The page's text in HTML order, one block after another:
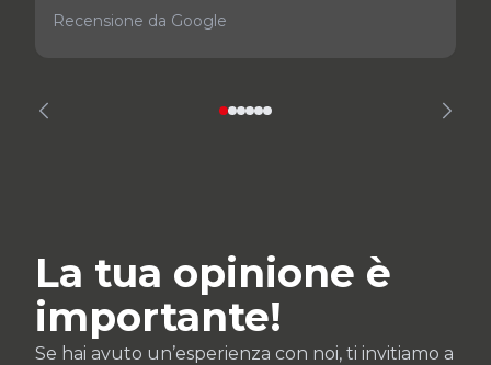
Recensione da Google
La tua opinione è
importante!
Se hai avuto un’esperienza con noi, ti invitiamo a